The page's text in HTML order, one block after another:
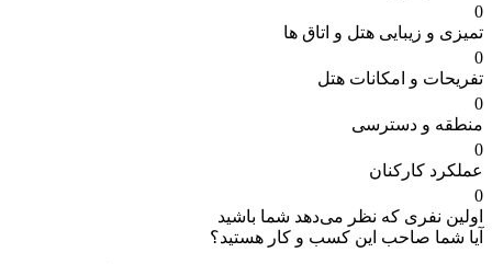
0
تمیزی و زیبایی هتل و اتاق ها
0
تفریحات و امکانات هتل
0
منطقه و دسترسی
0
عملکرد کارکنان
0
اولین نفری که نظر می‌دهد شما باشید
آیا شما صاحب این کسب و کار هستید؟